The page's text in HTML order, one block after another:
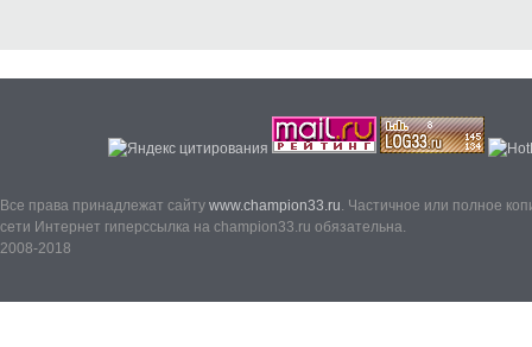
Все права принадлежат сайту www.champion33.ru. Частичное или полное
сети Интернет гиперссылка на champion33.ru обязательна.
2008-2018